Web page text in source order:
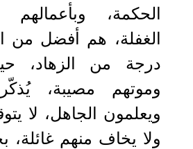
الحكمة،
الغفلة، هم أفضل من
درجة من الزهاد،
وموتهم مصيبة،
ويعلمون الجاهل، لا
ولا يخاف منهم غائلة،